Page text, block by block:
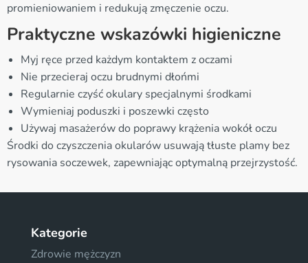
promieniowaniem i redukują zmęczenie oczu.
Praktyczne wskazówki higieniczne
Myj ręce przed każdym kontaktem z oczami
Nie przecieraj oczu brudnymi dłońmi
Regularnie czyść okulary specjalnymi środkami
Wymieniaj poduszki i poszewki często
Używaj masażerów do poprawy krążenia wokół oczu
Środki do czyszczenia okularów usuwają tłuste plamy bez
rysowania soczewek, zapewniając optymalną przejrzystość.
Kategorie
Zdrowie mężczyzn